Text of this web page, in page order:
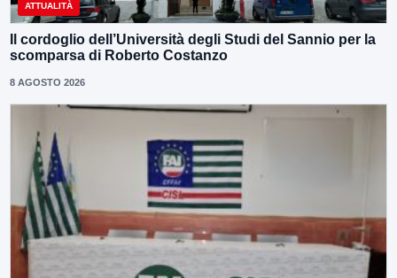
ATTUALITÀ
Il cordoglio dell’Università degli Studi del Sannio per la
scomparsa di Roberto Costanzo
8 AGOSTO 2026